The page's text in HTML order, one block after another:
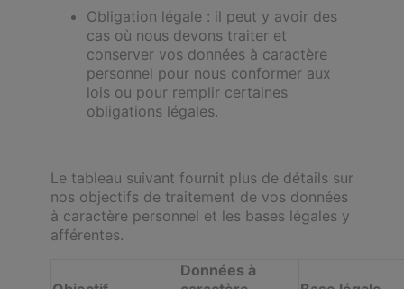
Obligation légale : il peut y avoir des
cas où nous devons traiter et
conserver vos données à caractère
personnel pour nous conformer aux
lois ou pour remplir certaines
obligations légales.
Le tableau suivant fournit plus de détails sur
nos objectifs de traitement de vos données
à caractère personnel et les bases légales y
afférentes.
Données à